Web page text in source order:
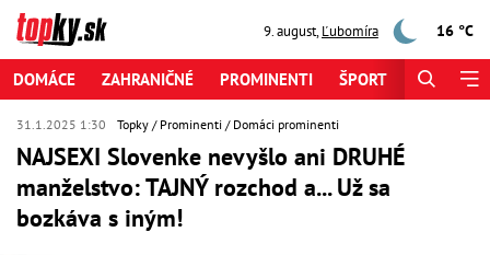
9. august,Ľubomíra 16 °C
DOMÁCE ZAHRANIČNÉ PROMINENTI ŠPORT
31.1.2025 1:30 Topky Prominenti Domáci prominenti
NAJSEXI Slovenke nevyšlo ani DRUHÉ
manželstvo: TAJNÝ rozchod a... Už sa
bozkáva s iným!